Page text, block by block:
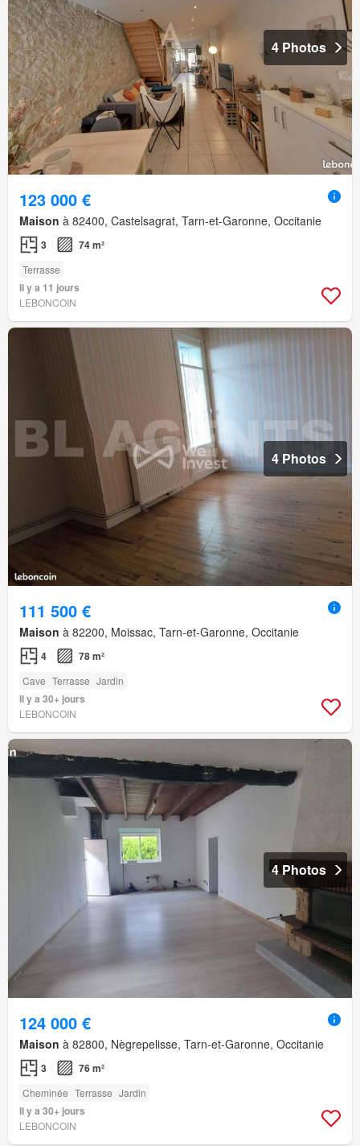
4 Photos
123 000 €
Maison à 82400, Castelsagrat, Tarn-et-Garonne, Occitanie
3 74 m²
Terrasse
Il y a 11 jours
LEBONCOIN
4 Photos
111 500 €
Maison à 82200, Moissac, Tarn-et-Garonne, Occitanie
4 78 m²
Cave Terrasse Jardin
Il y a 30+ jours
LEBONCOIN
4 Photos
124 000 €
Maison à 82800, Nègrepelisse, Tarn-et-Garonne, Occitanie
3 76 m²
Cheminée Terrasse Jardin
Il y a 30+ jours
LEBONCOIN